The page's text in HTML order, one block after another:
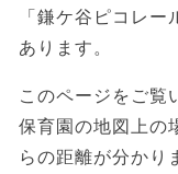
「鎌ケ谷ピコレ
あります。
このページをご覧
保育園の地図上の
らの距離が分かり